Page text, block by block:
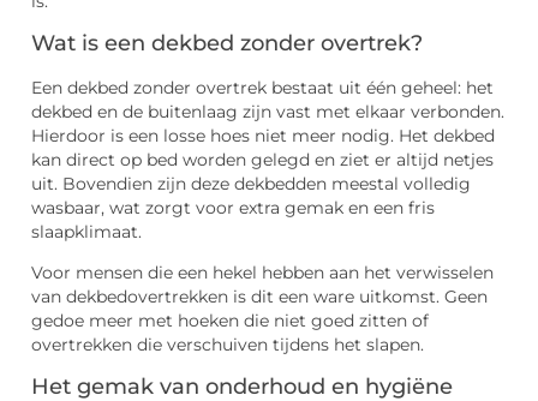
Wat is een dekbed zonder overtrek?
Een dekbed zonder overtrek bestaat uit één geheel: het
dekbed en de buitenlaag zijn vast met elkaar verbonden.
Hierdoor is een losse hoes niet meer nodig. Het dekbed
kan direct op bed worden gelegd en ziet er altijd netjes
uit. Bovendien zijn deze dekbedden meestal volledig
wasbaar, wat zorgt voor extra gemak en een fris
slaapklimaat.
Voor mensen die een hekel hebben aan het verwisselen
van dekbedovertrekken is dit een ware uitkomst. Geen
gedoe meer met hoeken die niet goed zitten of
overtrekken die verschuiven tijdens het slapen.
Het gemak van onderhoud en hygiëne